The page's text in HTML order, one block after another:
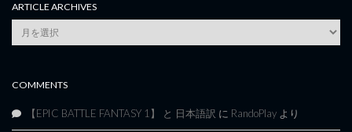
ARTICLE ARCHIVES
Article
Archives
COMMENTS
【EPIC BATTLE FANTASY 1】 と 日本語訳 に RandoPlay より